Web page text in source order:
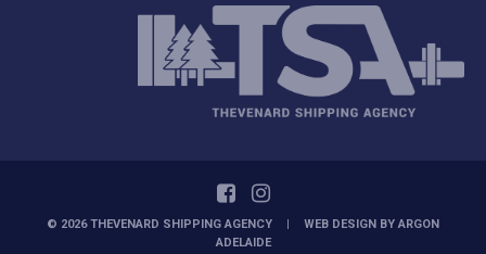
© 2026 THEVENARD SHIPPING AGENCY WEB DESIGN BYARGON
ADELAIDE